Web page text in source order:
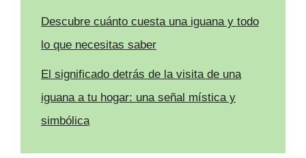
Descubre cuánto cuesta una iguana y todo
lo que necesitas saber
El significado detrás de la visita de una
iguana a tu hogar: una señal mística y
simbólica